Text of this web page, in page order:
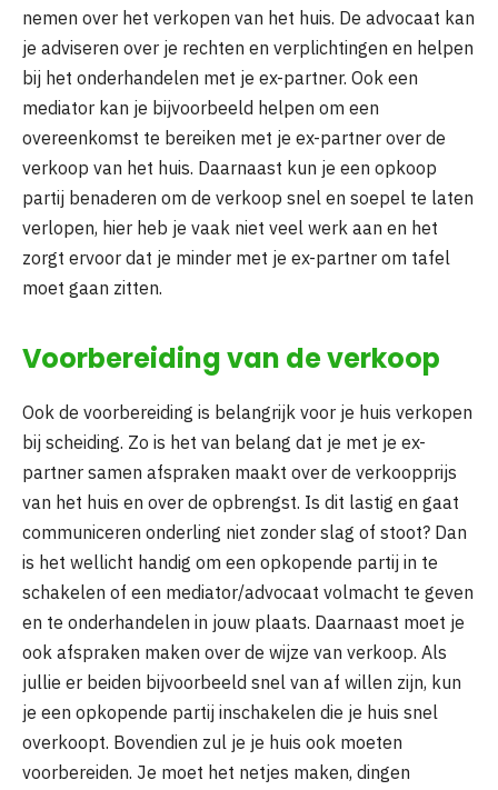
nemen over het verkopen van het huis. De advocaat kan
je adviseren over je rechten en verplichtingen en helpen
bij het onderhandelen met je ex-partner. Ook een
mediator kan je bijvoorbeeld helpen om een
overeenkomst te bereiken met je ex-partner over de
verkoop van het huis. Daarnaast kun je een opkoop
partij benaderen om de verkoop snel en soepel te laten
verlopen, hier heb je vaak niet veel werk aan en het
zorgt ervoor dat je minder met je ex-partner om tafel
moet gaan zitten.
Voorbereiding van de verkoop
Ook de voorbereiding is belangrijk voor je huis verkopen
bij scheiding. Zo is het van belang dat je met je ex-
partner samen afspraken maakt over de verkoopprijs
van het huis en over de opbrengst. Is dit lastig en gaat
communiceren onderling niet zonder slag of stoot? Dan
is het wellicht handig om een opkopende partij in te
schakelen of een mediator/advocaat volmacht te geven
en te onderhandelen in jouw plaats. Daarnaast moet je
ook afspraken maken over de wijze van verkoop. Als
jullie er beiden bijvoorbeeld snel van af willen zijn, kun
je een opkopende partij inschakelen die je huis snel
overkoopt. Bovendien zul je je huis ook moeten
voorbereiden. Je moet het netjes maken, dingen